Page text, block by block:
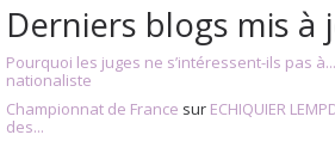
Derniers blogs mis à
Pourquoi les juges ne s’intéressent-ils pas à...
nationaliste
Championnat de France sur ECHIQUIER
des...